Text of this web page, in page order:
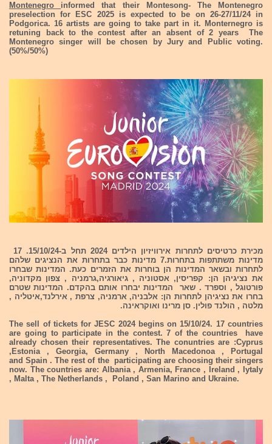
Montenegro informed that their Montesong- The Montenegro
preselection for ESC 2025 is expected to be on 26-27/11/24 in
Podgorica. 16 artists are going to take part in it. Monternegro is
retuning back to the contest after an absent of 2 years The
Montenegro singer will be chosen by Jury and Public voting.
(50%/50%)
מכירת כרטיסים לתחרות אירוויזיון הילדים 2024 תחל ב-15/10/24. 17
מדינות משתתפות בתחרות.7 מדינות כבר בתחרות את הנציגים שלהם
לתחרות ובשאר המדינות הן בוחרות את הזמרים כעת. המדינות שבחרו
את נציגיהן הן: קפריסין, אסטוניה , גיאורגיה,גרמניה , צפון מקדוניה,
פורטוגל , וספרד . שאר המדינות יבחרו אותם בהקדם. המדינות שטרם
בחרו את נציגיהן לתחרות הן: אלבניה, ארמניה, צרפת , אירלנד,איטליה ,
מלטה , הולנד פולין. סן מרינו ואוקראינה.
The sell of tickets for JESC 2024 begins on 15/10/24. 17 countries
are going to participate in the contest. 7 of the countries have
already chosen their representatives. The conuntries are :Cyprus
,Estonia , Georgia, Germany , North Macedonoa , Portugal
and Spain . The rest of the participating are choosing their singers
now. The countries are: Albania , Armenia, France , Ireland , Iytaly
, Malta , The Netherlands , Poland , San Marino and Ukraine.